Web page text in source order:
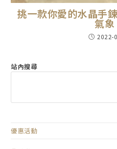
挑一款你愛的水晶手
氣象
2022-
站內搜尋
優惠活動